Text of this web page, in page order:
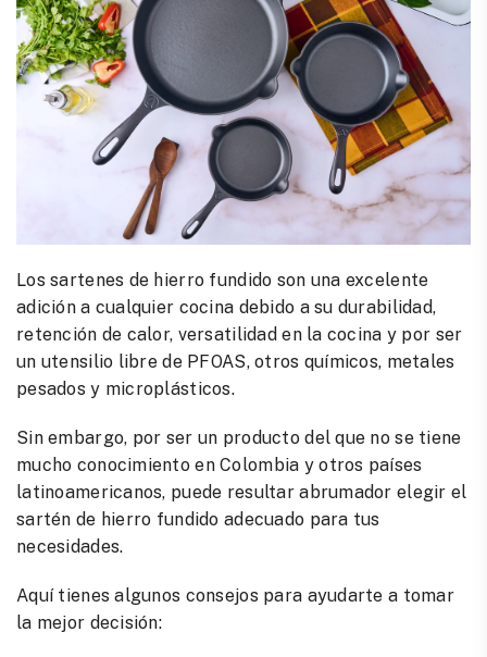
Los sartenes de hierro fundido son una excelente
adición a cualquier cocina debido a su durabilidad,
retención de calor, versatilidad en la cocina y por ser
un utensilio libre de PFOAS, otros químicos, metales
pesados y microplásticos.
Sin embargo, por ser un producto del que no se tiene
mucho conocimiento en Colombia y otros países
latinoamericanos, puede resultar abrumador elegir el
sartén de hierro fundido adecuado para tus
necesidades.
Aquí tienes algunos consejos para ayudarte a tomar
la mejor decisión: